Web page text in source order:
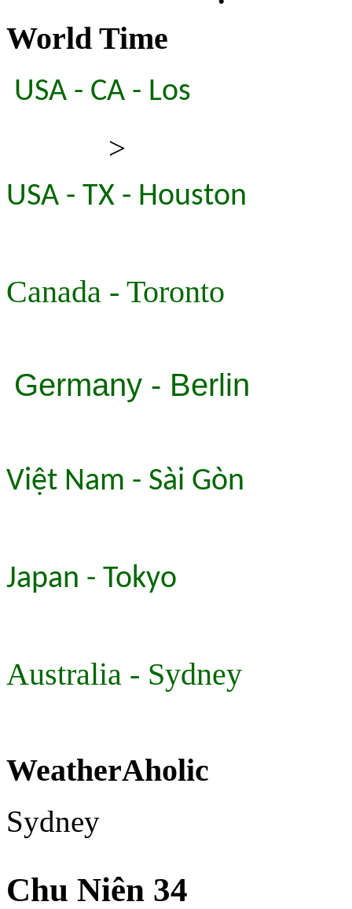
World Time
USA - CA - Los
>
USA - TX - Houston
Canada - Toronto
Germany - Berlin
Việt Nam - Sài Gòn
Japan - Tokyo
Australia - Sydney
WeatherAholic
Sydney
Chu Niên 34